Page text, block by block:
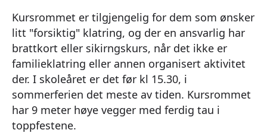
Kursrommet er tilgjengelig for dem som ønsker
litt "forsiktig" klatring, og der en ansvarlig har
brattkort eller sikirngskurs, når det ikke er
familieklatring eller annen organisert aktivitet
der. I skoleåret er det før kl 15.30, i
sommerferien det meste av tiden. Kursrommet
har 9 meter høye vegger med ferdig tau i
toppfestene.